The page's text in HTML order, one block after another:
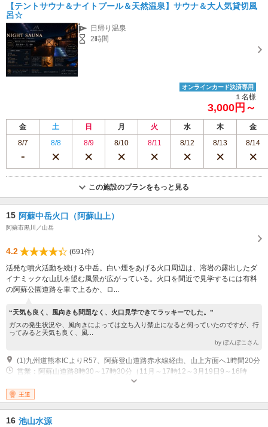
■ランチ 12時から14時30分（ラストオーダー14時） ■夕食 18時から20
時（ラストオーダー19時30分）
【テントサウナ＆ナイトプール＆天然温泉】サウナ＆大人気貸切風
呂☆
日帰り温泉
2時間
オンラインカード決済専用
１名様
3,000円～
金 土 日 月 火 水 木
金
8/7
8/8 8/9 8/10 8/11 8/12 8/13 8/14
この施設のプランをもっと見る
15 阿蘇中岳火口（阿蘇山上）
阿蘇市黒川／山岳
4.2
(691件)
活発な噴火活動を続ける中岳。白い煙をあげる火口周辺は、溶岩の露出したダ
イナミックな山肌を望む風景が広がっている。火口を間近で見学するには有料
の阿蘇公園道路を車で上るか、ロ...
“天気も良く、風向きも問題なく、火口見学できてラッキーでした。”
ガスの発生状況や、風向きによっては立ち入り禁止になると伺っていたのですが、行
ってみると天気も良く、風...
by ぽんぽこさん
(1)九州道熊本ICよりR57、阿蘇登山道路赤水線経由、山上方面へ1時間20分
営業：阿蘇山道路8時30～17時30分（11月～17時12～3月19日9～16時
30） 休業：天候や火山活動の状況により規制あり※要確認 その他：年中無
休
王道
16 池山水源